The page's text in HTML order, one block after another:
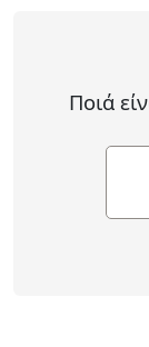
Ποιά